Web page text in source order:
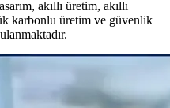
akıllı üretim, akıllı
karbonlu üretim ve güvenlik